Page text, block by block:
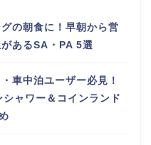
の朝食に！早朝から営
あるSA・PA 5選
車中泊ユーザー必見！
ャワー＆コインランド